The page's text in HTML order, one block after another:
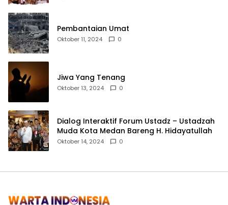
Pembantaian Umat
Oktober 11, 2024 0
Jiwa Yang Tenang
Oktober 13, 2024 0
Dialog Interaktif Forum Ustadz – Ustadzah
Muda Kota Medan Bareng H. Hidayatullah
Oktober 14, 2024 0